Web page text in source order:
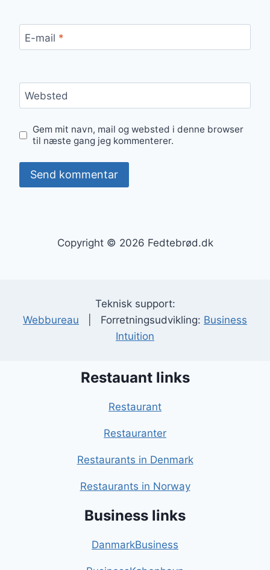
E-mail *
Websted
Gem mit navn, mail og websted i denne browser
til næste gang jeg kommenterer.
Copyright © 2026 Fedtebrød.dk
Teknisk support:
Webbureau | Forretningsudvikling: Business
Intuition
Restauant links
Restaurant
Restauranter
Restaurants in Denmark
Restaurants in Norway
Business links
DanmarkBusiness